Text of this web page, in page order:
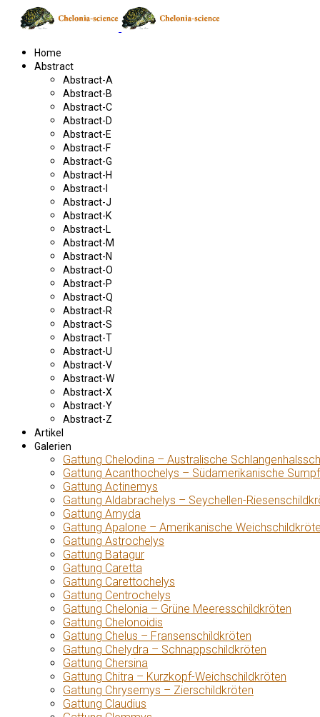
Home
Abstract
Abstract-A
Abstract-B
Abstract-C
Abstract-D
Abstract-E
Abstract-F
Abstract-G
Abstract-H
Abstract-I
Abstract-J
Abstract-K
Abstract-L
Abstract-M
Abstract-N
Abstract-O
Abstract-P
Abstract-Q
Abstract-R
Abstract-S
Abstract-T
Abstract-U
Abstract-V
Abstract-W
Abstract-X
Abstract-Y
Abstract-Z
Artikel
Galerien
Gattung Chelodina – Australische
Gattung Acanthochelys – Südamerikanische
Gattung Actinemys
Gattung Aldabrachelys – Seychellen-
Gattung Amyda
Gattung Apalone – Amerikanische
Gattung Astrochelys
Gattung Batagur
Gattung Caretta
Gattung Carettochelys
Gattung Centrochelys
Gattung Chelonia – Grüne Meeresschildkröten
Gattung Chelonoidis
Gattung Chelus – Fransenschildkröten
Gattung Chelydra – Schnappschildkröten
Gattung Chersina
Gattung Chitra – Kurzkopf-Weichschildkröten
Gattung Chrysemys – Zierschildkröten
Gattung Claudius